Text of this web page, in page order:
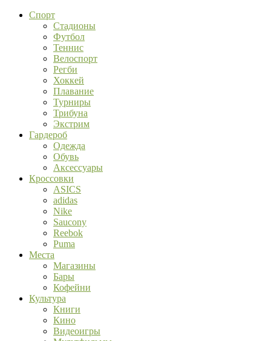
Спорт
Стадионы
Футбол
Теннис
Велоспорт
Регби
Хоккей
Плавание
Турниры
Трибуна
Экстрим
Гардероб
Одежда
Обувь
Аксессуары
Кроссовки
ASICS
adidas
Nike
Saucony
Reebok
Puma
Места
Магазины
Бары
Кофейни
Культура
Книги
Кино
Видеоигры